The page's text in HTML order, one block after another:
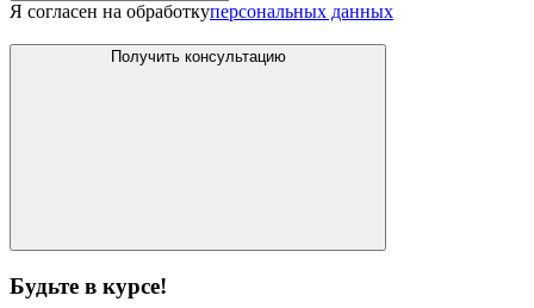
Я согласен на обработкуперсональных данных
Получить консультацию
Будьте в курсе!